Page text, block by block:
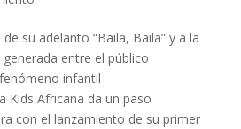
su adelanto “Baila, Baila” y a la
entre el público
infantil
Kids Africana da un paso
con el lanzamiento de su primer